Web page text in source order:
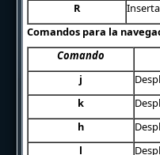
R
Comandos para la
Comando
j
k
h
l